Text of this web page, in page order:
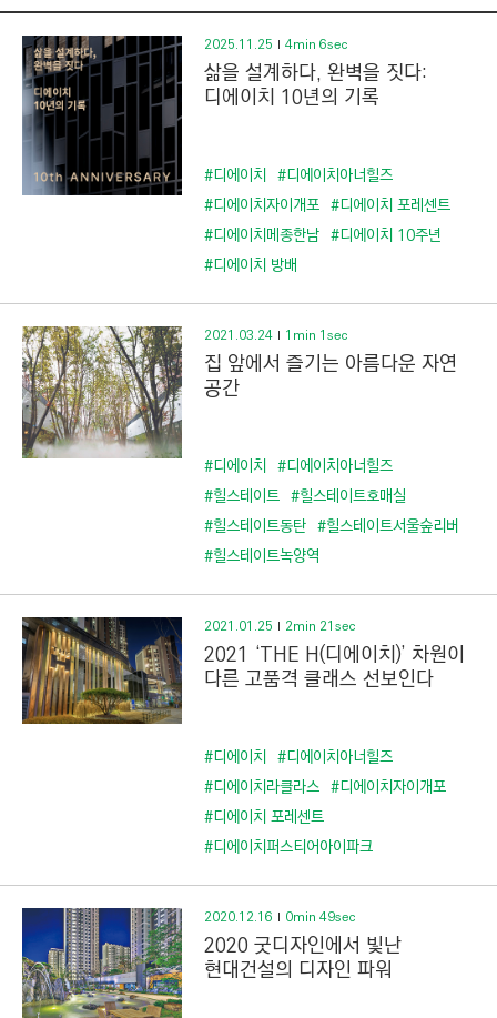
O
N
S
T
R
U
C
)
2025.11.25 4min 6sec
삶을 설계하다, 완벽을 짓다:
디에이치 10년의 기록
#디에이치 #디에이치아너힐즈
#디에이치자이개포 #디에이치 포레센트
#디에이치메종한남 #디에이치 10주년
#디에이치 방배
2021.03.24 1min 1sec
집 앞에서 즐기는 아름다운 자연
공간
#디에이치 #디에이치아너힐즈
#힐스테이트 #힐스테이트호매실
#힐스테이트동탄 #힐스테이트서울숲리버
#힐스테이트녹양역
2021.01.25 2min 21sec
2021 ‘THE H(디에이치)’ 차원이
다른 고품격 클래스 선보인다
#디에이치 #디에이치아너힐즈
#디에이치라클라스 #디에이치자이개포
#디에이치 포레센트
#디에이치퍼스티어아이파크
2020.12.16 0min 49sec
2020 굿디자인에서 빛난
현대건설의 디자인 파워